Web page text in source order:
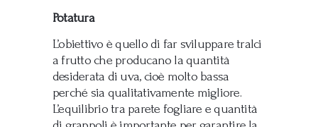
Potatura
L’obiettivo è quello di far sviluppare tralci
a frutto che producano la quantità
desiderata di uva, cioè molto bassa
perché sia qualitativamente migliore.
L’equilibrio tra parete fogliare e quantità